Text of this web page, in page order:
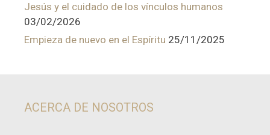
Jesús y el cuidado de los vínculos humanos
03/02/2026
Empieza de nuevo en el Espíritu 25/11/2025
ACERCA DE NOSOTROS